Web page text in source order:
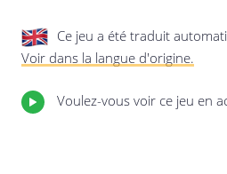
Ce jeu a été traduit
Voir dans la langue d'origine.
Voulez-vous voir ce jeu en